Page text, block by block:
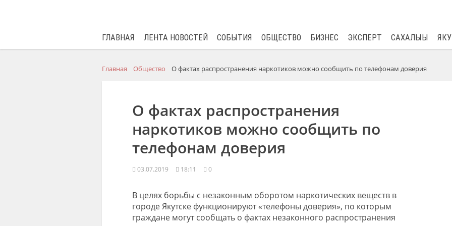
ГЛАВНАЯ ЛЕНТА НОВОСТЕЙ СОБЫТИЯ ОБЩЕСТВО БИЗНЕС ЭКСПЕРТ САХАЛЫЫ
Главная Общество О фактах распространения наркотиков можно сообщить по телефонам доверия
О фактах распространения
наркотиков можно сообщить по
телефонам доверия
03.07.2019 18:11 0
В целях борьбы с незаконным оборотом наркотических веществ в
городе Якутске функционируют «телефоны доверия», по которым
граждане могут сообщать о фактах незаконного распространения